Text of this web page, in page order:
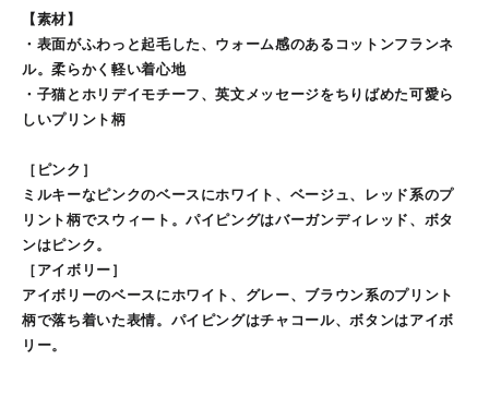
【素材】
・表面がふわっと起毛した、ウォーム感のあるコットンフランネ
ル。柔らかく軽い着心地
・子猫とホリデイモチーフ、英文メッセージをちりばめた可愛ら
しいプリント柄
［ピンク］
ミルキーなピンクのベースにホワイト、ベージュ、レッド系のプ
リント柄でスウィート。パイピングはバーガンディレッド、ボタ
ンはピンク。
［アイボリー］
アイボリーのベースにホワイト、グレー、ブラウン系のプリント
柄で落ち着いた表情。パイピングはチャコール、ボタンはアイボ
リー。